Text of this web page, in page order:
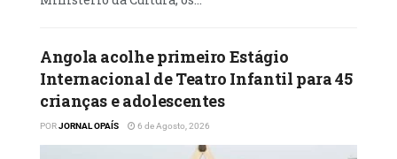
instrumento científico, que serve para
organizacional entre os sujeitos. Estamos a
vender também no Namibe por ser uma
província que promove o trabalho
jornalístico e que forma jornalistas”, disse.
Angola acolhe primeiro Estágio
Internacional de Teatro Infantil para 45
crianças e adolescentes
PORJORNAL OPAÍS 6 de Agosto, 2026